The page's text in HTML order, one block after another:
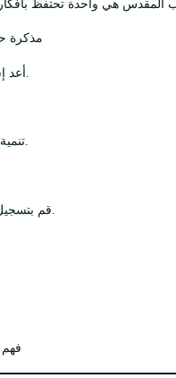
مذكرة
تنمية القوة الداخلية والمرونة باستخدام اليوميات الستوائية.